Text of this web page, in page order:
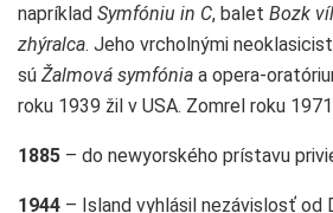
napríklad Symfóniu in C, balet Bozk
zhýralca. Jeho vrcholnými
sú Žalmová symfónia a opera-
roku 1939 žil v USA. Zomrel roku
1885 – do newyorského prístavu
1944 – Island vyhlásil nezávislosť od